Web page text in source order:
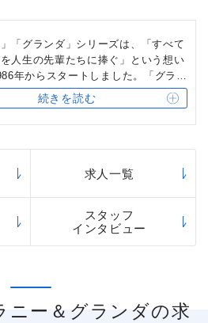
」「グランダ」シリーズは、「すべて
人生の先輩たちに捧ぐ」という想い
年からスタートしました。「グラニ
ダ」は、ベネッセスタイルケアの有
の中でももっとも施設数が多く、同
る設備・内装が特徴です。どの施設
続きを読む
求人一覧
スタッフ
インタビュー